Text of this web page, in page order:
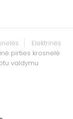
Elektrinės
pirties krosnelė
valdymu